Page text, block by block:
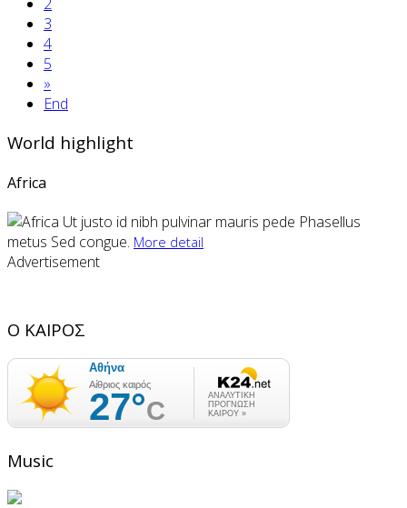
3
4
5
»
End
World highlight
Africa
Ut justo id nibh pulvinar mauris pede Phasellus
metus Sed congue. More detail
Advertisement
Ο ΚΑΙΡΟΣ
Music